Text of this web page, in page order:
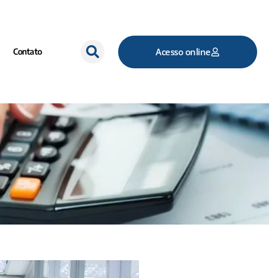
Contato Acesso online